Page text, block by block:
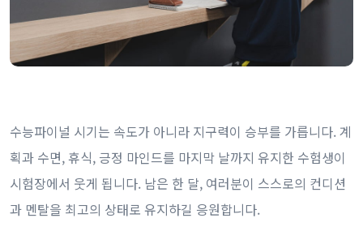
수능파이널 시기는 속도가 아니라 지구력이 승부를 가릅니다. 계
획과 수면, 휴식, 긍정 마인드를 마지막 날까지 유지한 수험생이
시험장에서 웃게 됩니다. 남은 한 달, 여러분이 스스로의 컨디션
과 멘탈을 최고의 상태로 유지하길 응원합니다.